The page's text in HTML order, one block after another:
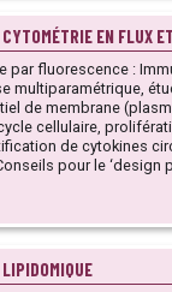
physique chez la
(bombe
et les pertes fécales.
incluant sa
(Test en Open Field
(Test en Incentive
permettant d’évaluer
gustative d’une
(Test en lickomètre),
CYTOMÉTRIE EN FLUX
par fluorescence :
multiparamétrique,
de membrane
cellulaire,
de cytokines
et